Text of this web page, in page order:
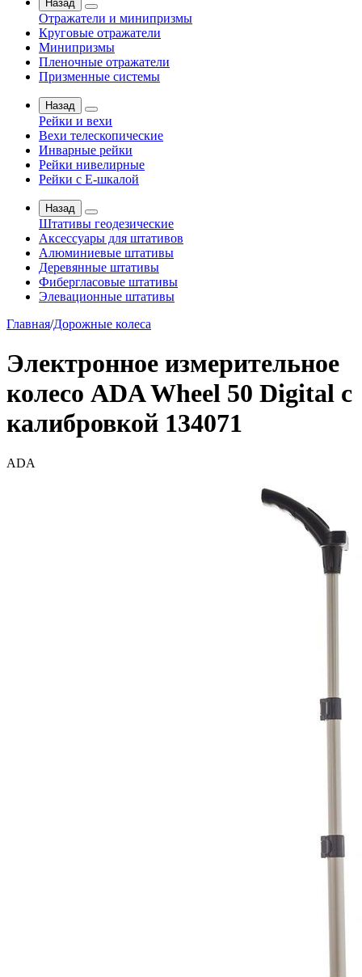
Назад
Отражатели и минипризмы
Круговые отражатели
Минипризмы
Пленочные отражатели
Призменные системы
Назад
Рейки и вехи
Вехи телескопические
Инварные рейки
Рейки нивелирные
Рейки с Е-шкалой
Назад
Штативы геодезические
Аксессуары для штативов
Алюминиевые штативы
Деревянные штативы
Фибергласовые штативы
Элевационные штативы
Главная/Дорожные колеса
Электронное измерительное
колесо ADA Wheel 50 Digital с
калибровкой 134071
ADA